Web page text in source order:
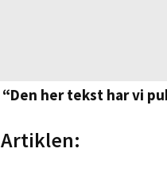
“Den her tekst har vi
Artiklen: